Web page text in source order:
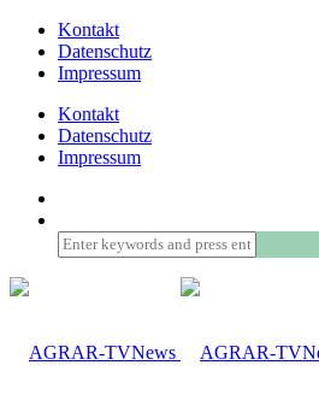
Kontakt
Datenschutz
Impressum
Kontakt
Datenschutz
Impressum